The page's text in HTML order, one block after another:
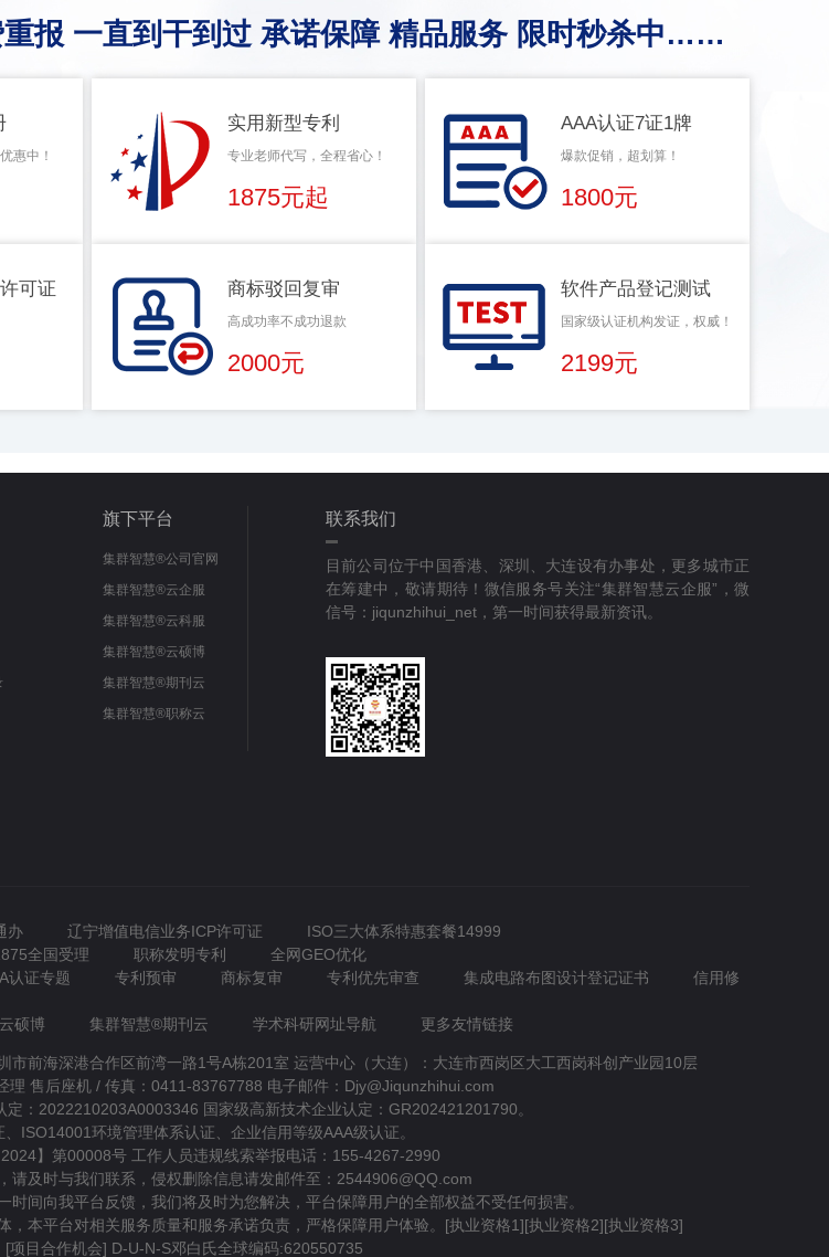
报 一直到干到过 承诺保障 精品服务 限时秒杀中……
惠中！
实用新型专利
专业老师代写，全程省心！
1875元起
AAA认证7证1牌
爆款促销，超划算！
1800元
可证 商标驳回复审
高成功率不成功退款
2000元
软件产品登记测试
国家级认证机构发证，权威！
2199元
旗下平台
集群智慧®公司官网
集群智慧®云企服
集群智慧®云科服
集群智慧®云硕博
集群智慧®期刊云
集群智慧®职称云
联系我们
目前公司位于中国香港、深圳、大连设有办事处，更多城市正
在筹建中，敬请期待！微信服务号关注“集群智慧云企服”，微
信号：jiqunzhihui_net，第一时间获得最新资讯。
办 辽宁增值电信业务ICP许可证
ISO三大体系特惠套餐14999
全国受理 职称发明专利
全网GEO优化
认证专题 专利预审 商标复审 专利优先审查 集成电路布图设计登记证书
信用修
硕博 集群智慧®期刊云 学术科研网址导航 更多友情链接
前海深港合作区前湾一路1号A栋201室 运营中心（大连）：大连市西岗区大工西岗科创产业园10层
售后座机 / 传真：0411-83767788 电子邮件：Djy@Jiqunzhihui.com
：2022210203A0003346 国家级高新技术企业认定：GR202421201790。
ISO14001环境管理体系认证、企业信用等级AAA级认证。
】第00008号 工作人员违规线索举报电话：155-4267-2990
及时与我们联系，侵权删除信息请发邮件至：2544906@QQ.com
间向我平台反馈，我们将及时为您解决，平台保障用户的全部权益不受任何损害。
本平台对相关服务质量和服务承诺负责，严格保障用户体验。[执业资格1][执业资格2][执业资格3]
[项目合作机会] D-U-N-S邓白氏全球编码:620550735